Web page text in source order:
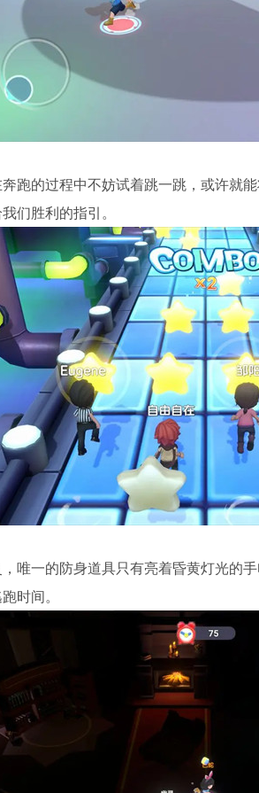
跑的过程中不妨试着跳一跳，或许就
们胜利的指引。
唯一的防身道具只有亮着昏黄灯光的
时间。